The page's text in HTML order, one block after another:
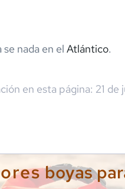
nada en el Atlántico.
en esta página: 21 de
boyas